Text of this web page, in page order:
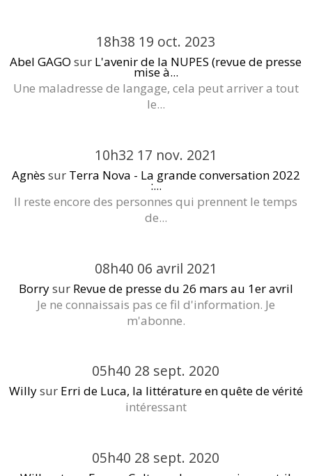
18h38 19 oct. 2023
Abel GAGO sur L'avenir de la NUPES (revue de presse
mise à...
Une maladresse de langage, cela peut arriver a tout
le...
10h32 17 nov. 2021
Agnès sur Terra Nova - La grande conversation 2022
:...
Il reste encore des personnes qui prennent le temps
de...
08h40 06 avril 2021
Borrysur Revue de presse du 26 mars au 1er avril
Je ne connaissais pas ce fil d'information. Je
m'abonne.
05h40 28 sept. 2020
Willysur Erri de Luca, la littérature en quête de vérité
intéressant
05h40 28 sept. 2020